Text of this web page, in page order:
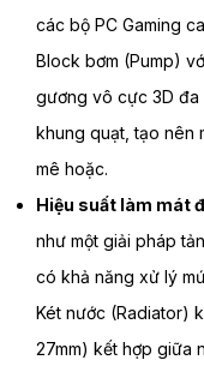
các bộ PC Gaming
Block bơm (Pump)
gương vô cực 3D đa
khung quạt, tạo nên
mê hoặc.
Hiệu suất làm mát
như một giải pháp
có khả năng xử lý
Két nước (Radiator)
27mm) kết hợp giữa